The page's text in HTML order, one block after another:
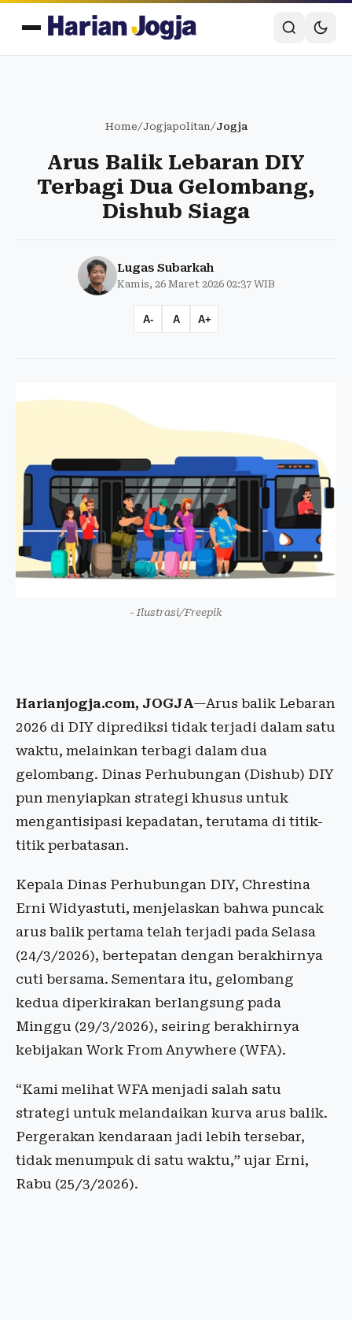
Home/Jogjapolitan/Jogja
Arus Balik Lebaran DIY
Terbagi Dua Gelombang,
Dishub Siaga
Lugas Subarkah
Kamis, 26 Maret 2026 02:37 WIB
A- A A+
- Ilustrasi/Freepik
Harianjogja.com, JOGJA—Arus balik Lebaran
2026 di DIY diprediksi tidak terjadi dalam satu
waktu, melainkan terbagi dalam dua
gelombang. Dinas Perhubungan (Dishub) DIY
pun menyiapkan strategi khusus untuk
mengantisipasi kepadatan, terutama di titik-
titik perbatasan.
Kepala Dinas Perhubungan DIY, Chrestina
Erni Widyastuti, menjelaskan bahwa puncak
arus balik pertama telah terjadi pada Selasa
(24/3/2026), bertepatan dengan berakhirnya
cuti bersama. Sementara itu, gelombang
kedua diperkirakan berlangsung pada
Minggu (29/3/2026), seiring berakhirnya
kebijakan Work From Anywhere (WFA).
“Kami melihat WFA menjadi salah satu
strategi untuk melandaikan kurva arus balik.
Pergerakan kendaraan jadi lebih tersebar,
tidak menumpuk di satu waktu,” ujar Erni,
Rabu (25/3/2026).